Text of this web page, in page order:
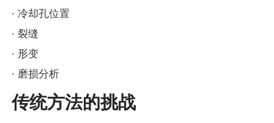
· 冷却孔位置
· 裂缝
· 形变
· 磨损分析
传统方法的挑战